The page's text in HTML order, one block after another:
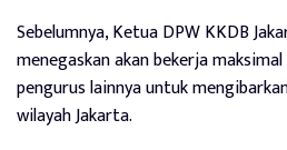
Sebelumnya, Ketua DPW KKDB
menegaskan akan bekerja
pengurus lainnya untuk
wilayah Jakarta.